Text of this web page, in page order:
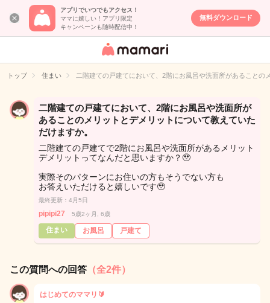
アプリでいつでもアクセス！
ママに嬉しい！アプリ限定
キャンペーンも随時配信中！
無料ダウンロード
女性専用匿名QA
イト
トップ 住まい 二階建ての戸建てにおいて、2階にお風呂や洗面所があること
二階建ての戸建てにおいて、2階にお風呂や洗面所が
あることのメリットとデメリットについて教えていた
だけますか。
二階建ての戸建てで2階にお風呂や洗面所があるメリット
デメリットってなんだと思いますか？🥹
実際そのパターンにお住いの方もそうでない方も
お答えいただけると嬉しいです🥹
最終更新：4月5日
pipipi27 5歳2ヶ月, 6歳
住まい お風呂 戸建て
この質問への回答 （全2件）
はじめてのママリ🔰